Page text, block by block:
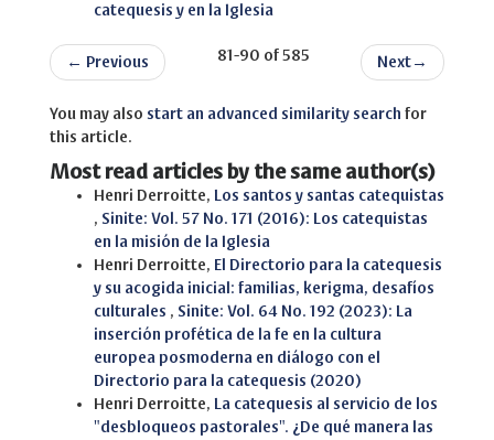
catequesis y en la Iglesia
← Previous 81-90 of 585 Next →
You may also start an advanced similarity search for
this article.
Most read articles by the same author(s)
Henri Derroitte,
Los santos y santas catequistas
, Sinite: Vol. 57 No. 171 (2016): Los catequistas
en la misión de la Iglesia
Henri Derroitte, El Directorio para la catequesis
y su acogida inicial: familias, kerigma, desafíos
culturales , Sinite: Vol. 64 No. 192 (2023): La
inserción profética de la fe en la cultura
europea posmoderna en diálogo con el
Directorio para la catequesis (2020)
Henri Derroitte,
La catequesis al servicio de los
"desbloqueos pastorales". ¿De qué manera las